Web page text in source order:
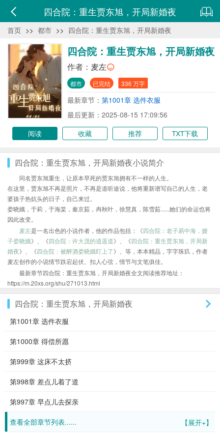
四合院：重生贾东旭，开局新婚夜
首页 >> 都市 >> 四合院：重生贾东旭，开局新婚夜
四合院：重生贾东旭，开局新婚夜
作者： 麦左
都市 已完结 336 万字
最新章节： 第1001章 选件衣服
最后更新：2025-08-15 17:09:56
阅读
收藏 推荐 TXT下载
四合院：重生贾东旭，开局新婚夜小说简介
同名贾东旭重生，让原本早死的贾东旭拥有不一样的人生。
在这里，贾东旭不再是照片，不再是道听途说，他将重新谱写自己的人生，老
婆孩子热炕头的日子，自己来过。
娄晓娥，于莉，于海棠，秦京茹，冉秋叶，徐慧真，陈雪茹......她们的命运也将
因此改变。
麦左是一名出色的小说作者，他的作品包括：《四合院：老子易中海，嫂
子娄晓娥》、《四合院：许大茂的逍遥道》、《四合院：重生贾东旭，开局新
婚夜》、《四合院：被醉酒娄晓娥盯上了》、等，本本精品，字字珠玑，作者
麦左创作的小说情节跌宕起伏、扣人心弦，情节与文笔俱佳。
最新章节四合院：重生贾东旭，开局新婚夜全文阅读推荐地址：
https://m.20xs.org/shu/271013.html
四合院：重生贾东旭，开局新婚夜
第1001章 选件衣服
第1000章 得偿所愿
第999章 这床不太挤
第998章 差点儿着了道
第997章 早点儿去探亲
【展开+】
查看全部章节列表......